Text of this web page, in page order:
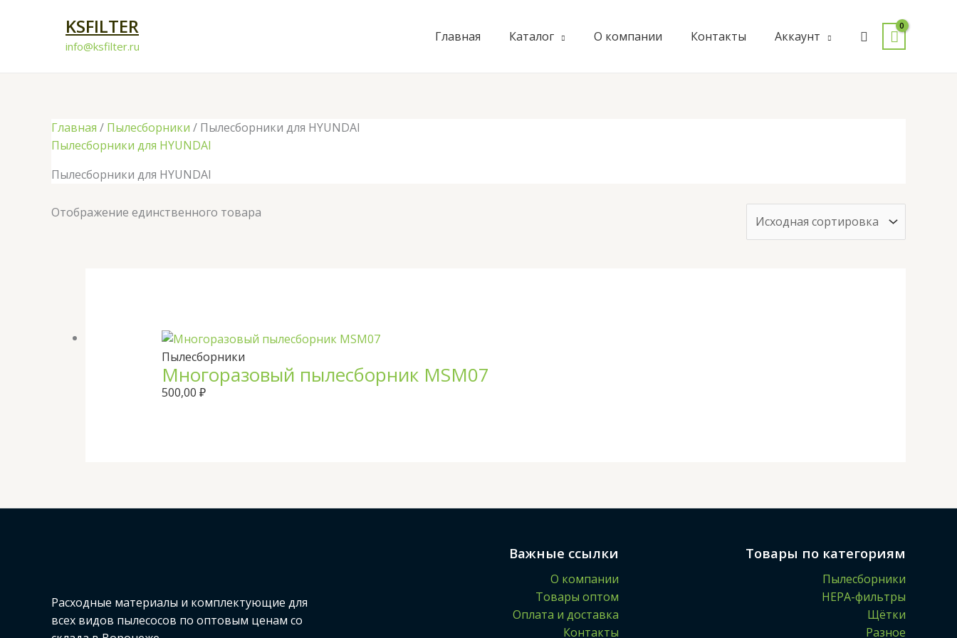
содержимому
KSFILTER
info@ksfilter.ru
Главная Каталог О компании Контакты Аккаунт Поиск
Главная / Пылесборники / Пылесборники для HYUNDAI
Пылесборники для HYUNDAI
Пылесборники для HYUNDAI
Отображение единственного товара
Пылесборники
Многоразовый пылесборник MSM07
500,00 ₽
Расходные материалы и комплектующие для
всех видов пылесосов по оптовым ценам со
Важные ссылки
О компании
Товары оптом
Оплата и доставка
Контакты
Товары по категориям
Пылесборники
HEPA-фильтры
Щётки
Разное